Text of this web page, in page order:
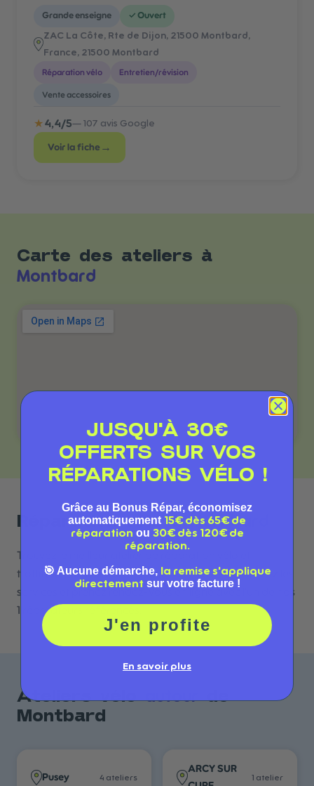
Grande enseigne ✓ Ouvert
ZAC La Côte, Rte de Dijon, 21500 Montbard,
France, 21500 Montbard
Réparation vélo Entretien/révision
Vente accessoires
★4,4/5— 107 avis Google
Voir la fiche →
Carte des ateliers à
Montbard
Réparation vélo à Montbard
Trouvez le meilleur atelier de réparation vélo et
trottinette à Montbard. Consultez les avis, comparez les
services et prenez rendez-vous en ligne avec l'un de nos
1 réparateurs référencés.
Ateliers véloautourde
Montbard
Pusey 4 ateliers
ARCY SUR
1 atelier
JUSQU'À 30€
OFFERTS SUR VOS
RÉPARATIONS VÉLO !
Grâce au Bonus Répar, économisez
automatiquement 15€ dès 65€ de
réparation ou 30€ dès 120€ de
réparation.
🎯 Aucune démarche, la remise s'applique
directement sur votre facture !
J'en profite
En savoir plus